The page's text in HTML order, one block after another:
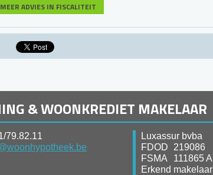
MEER ADVIES IN FISCALITEIT
& WOONKREDIET MAKELAAR
79.82.11
Luxassur bvba
FDOD
219086
FSMA
111865 A
Erkend makelaar